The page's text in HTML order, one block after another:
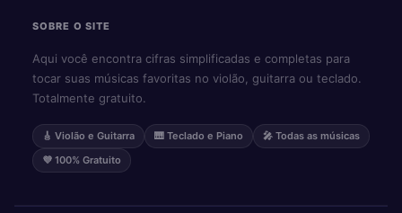
SOBRE O SITE
Aqui você encontra cifras simplificadas e completas para
tocar suas músicas favoritas no violão, guitarra ou teclado.
Totalmente gratuito.
🎸 Violão e Guitarra 🎹 Teclado e Piano
🎤 Todas as músicas
💜 100% Gratuito